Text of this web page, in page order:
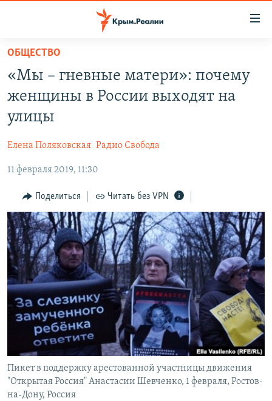
Вернуться
основному
содержанию
главной
Вернутся
поиску
11 ЛЕТ ОККУПАЦИИ КРЫМА. 11 ИСТОРИЙ СОПРОТИВЛЕНИЯ
ЕЩЕ
ИНТЕРАКТИВ
ИНФОГРАФИКА
ТЕЛЕПРОЕКТ КРЫМ.РЕАЛИИ
СОВЕТЫ ПРАВОЗАЩИТНИКОВ
ПРОПАВШИЕ БЕЗ ВЕСТИ
ПОБЕДИТЕЛЕЙ НЕ СУДЯТ?
КРЫМ.НЕПОКОРЕННЫЙ
ELIFBE
УКРАИНСКАЯ ПРОБЛЕМА КРЫМА
РАДІО СВОБОДА
КАК ОБОЙТИ БЛОКИРОВКУ
Українською
Qırımtatar
ПРИСОЕДИНЯЙТЕСЬ!
Все сайты RFE/RL
ОБЩЕСТВО
«Мы – гневные матери»: почему
женщины в России выходят на
улицы
Елена Поляковская Радио Свобода
11 февраля 2019, 11:30
Поделиться Читать без VPN
Пикет в поддержку арестованной участницы движения
"Открытая Россия" Анастасии Шевченко, 1 февраля, Ростов-
на-Дону, Россия